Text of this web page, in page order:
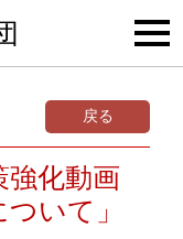
戻る
強化動画
いて」